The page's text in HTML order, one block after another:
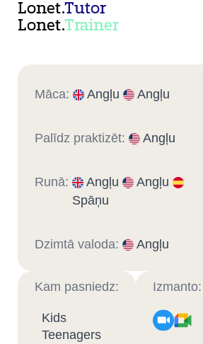
Lonet.Tutor
Lonet.Trainer
Māca: Angļu Angļu
Palīdz praktizēt: Angļu
Runā: Angļu
Angļu
Spāņu
Dzimtā valoda: Angļu
Kam pasniedz:
Kids
Teenagers
Izmanto: